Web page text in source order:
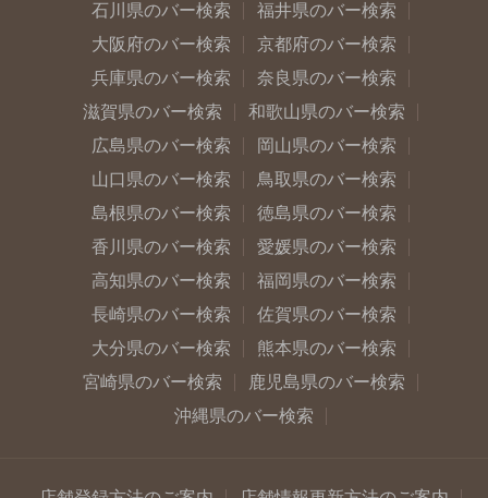
石川県のバー検索
福井県のバー検索
大阪府のバー検索
京都府のバー検索
兵庫県のバー検索
奈良県のバー検索
滋賀県のバー検索
和歌山県のバー検索
広島県のバー検索
岡山県のバー検索
山口県のバー検索
鳥取県のバー検索
島根県のバー検索
徳島県のバー検索
香川県のバー検索
愛媛県のバー検索
高知県のバー検索
福岡県のバー検索
長崎県のバー検索
佐賀県のバー検索
大分県のバー検索
熊本県のバー検索
宮崎県のバー検索
鹿児島県のバー検索
沖縄県のバー検索